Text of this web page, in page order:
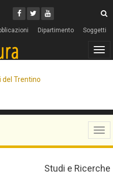
Facebook
Twitter
Youtube
Dipartimento Soggetti
del Trentino
Studi e Ricerche